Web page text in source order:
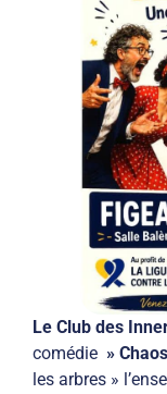
Le Club des
comédie »
les arbres »